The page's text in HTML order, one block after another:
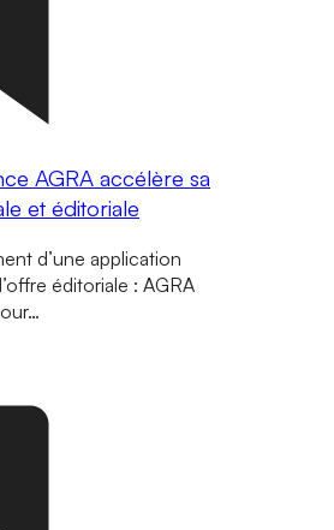
AGRA accélère sa
et éditoriale
d’une application
éditoriale : AGRA